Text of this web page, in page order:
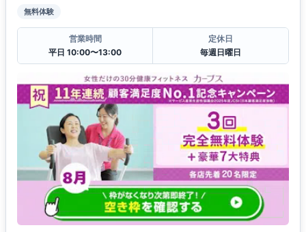
無料体験
営業時間
平日 10:00〜13:00
定休日
毎週日曜日